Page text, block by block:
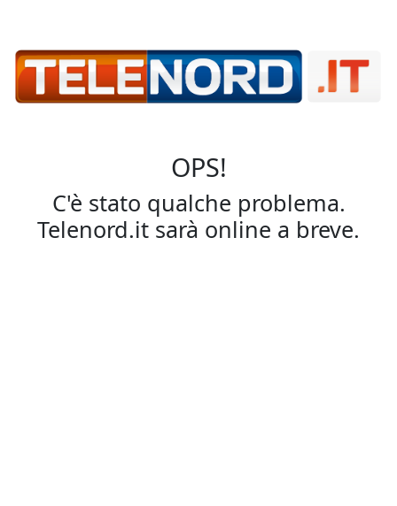
OPS!
C'è stato qualche problema.
Telenord.it sarà online a breve.